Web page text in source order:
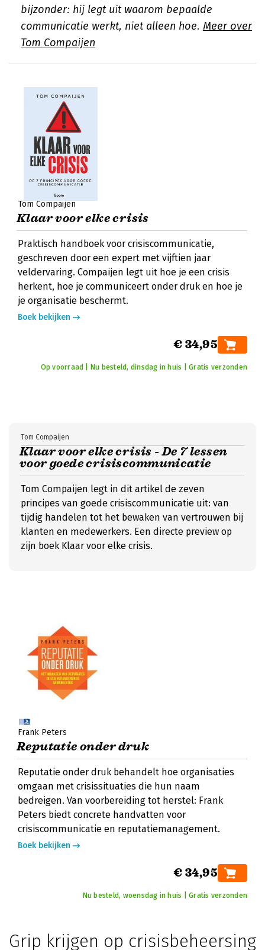
bijzonder: hij legt uit waarom bepaalde
communicatie werkt, niet alleen hoe. Meer over
Tom Compaijen
Tom Compaijen
Klaar voor elke crisis
Praktisch handboek voor crisiscommunicatie,
geschreven door een expert met vijftien jaar
veldervaring. Compaijen legt uit hoe je een crisis
herkent, hoe je communiceert onder druk en hoe je
je organisatie beschermt.
Boek bekijken
€ 34,95
Op voorraad | Nu besteld, dinsdag in huis | Gratis verzonden
Klaar voor elke crisis - De 7 lessen
voor goede crisiscommunicatie
Tom Compaijen
Tom Compaijen legt in dit artikel de zeven
principes van goede crisiscommunicatie uit: van
tijdig handelen tot het bewaken van vertrouwen bij
klanten en medewerkers. Een directe preview op
zijn boek Klaar voor elke crisis.
Frank Peters
Reputatie onder druk
Reputatie onder druk behandelt hoe organisaties
omgaan met crisissituaties die hun naam
bedreigen. Van voorbereiding tot herstel: Frank
Peters biedt concrete handvatten voor
crisiscommunicatie en reputatiemanagement.
Boek bekijken
€ 34,95
Nu besteld, woensdag in huis | Gratis verzonden
Grip krijgen op crisisbeheersing